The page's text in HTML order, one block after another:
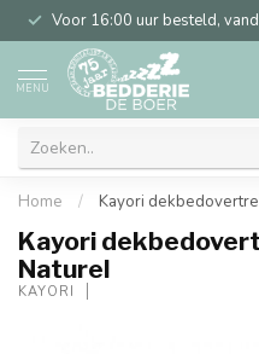
Voor 16:00 uur besteld,
MENU
Home / Kayori
Kayori
Naturel
KAYORI